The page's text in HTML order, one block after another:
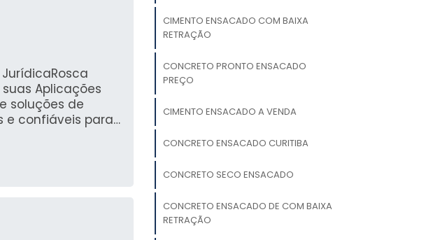
Aplicações
soluções de
e confiáveis para
de alta
que
roscas
CIMENTO ENSACADO COM BAIXA
RETRAÇÃO
CONCRETO PRONTO ENSACADO
PREÇO
CIMENTO ENSACADO A VENDA
CONCRETO ENSACADO CURITIBA
CONCRETO SECO ENSACADO
CONCRETO ENSACADO DE COM BAIXA
RETRAÇÃO